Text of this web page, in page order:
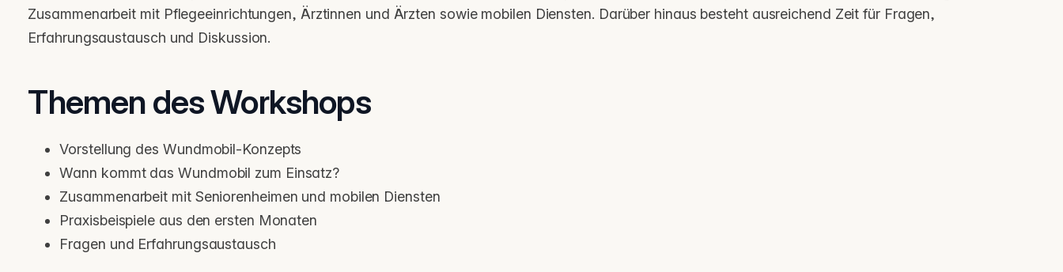
Zusammenarbeit mit Pflegeeinrichtungen, Ärztinnen und Ärzten sowie mobilen Diensten. Darüber hinaus besteht ausreichend Zeit für Fragen,
Erfahrungsaustausch und Diskussion.
Themen des Workshops
Vorstellung des Wundmobil-Konzepts
Wann kommt das Wundmobil zum Einsatz?
Zusammenarbeit mit Seniorenheimen und mobilen Diensten
Praxisbeispiele aus den ersten Monaten
Fragen und Erfahrungsaustausch